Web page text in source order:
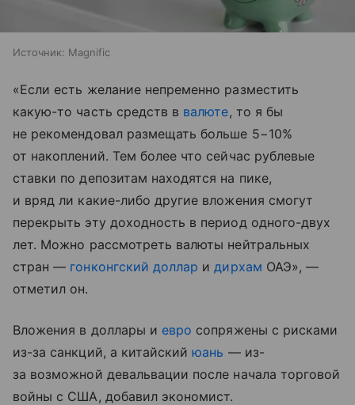
Источник: Magnific
«Если есть желание непременно разместить
какую-то часть средств в валюте, то я бы
не рекомендовал размещать больше 5−10%
от накоплений. Тем более что сейчас рублевые
ставки по депозитам находятся на пике,
и вряд ли какие-либо другие вложения смогут
перекрыть эту доходность в период одного-двух
лет. Можно рассмотреть валюты нейтральных
стран — гонконгский доллар идирхам ОАЭ», —
отметил он.
Вложения в доллары и евро сопряжены с рисками
из-за санкций, а китайскийюань — из-
за возможной девальвации после начала торговой
войны с США, добавил экономист.